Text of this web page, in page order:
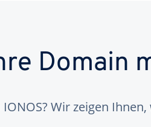
Domain
Wir zeigen